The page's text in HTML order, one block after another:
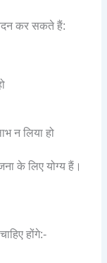
कर सकते हैं:
न लिया हो
के लिए योग्य हैं।
होंगे:-